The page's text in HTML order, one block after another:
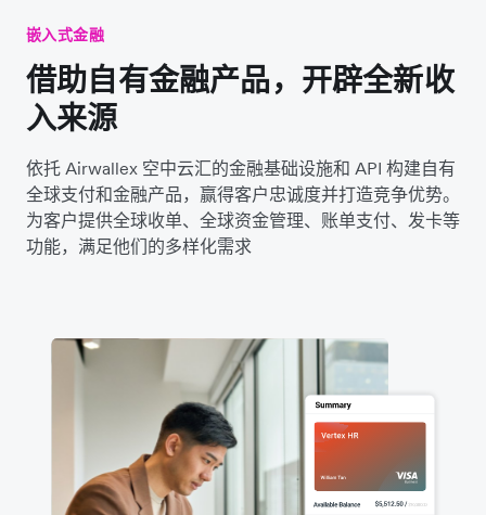
嵌入式金融
借助自有金融产品，开辟全新收
入来源
依托 Airwallex 空中云汇的金融基础设施和 API 构建自有
全球支付和金融产品，赢得客户忠诚度并打造竞争优势。
为客户提供全球收单、全球资金管理、账单支付、发卡等
功能，满足他们的多样化需求